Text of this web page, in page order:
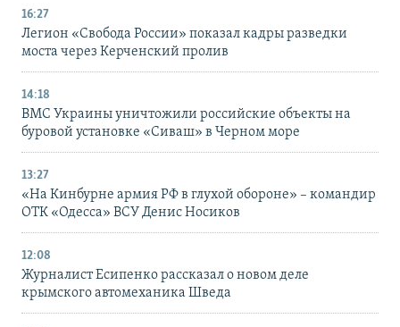
16:27
Легион «Свобода России» показал кадры разведки
моста через Керченский пролив
14:18
ВМС Украины уничтожили российские объекты на
буровой установке «Сиваш» в Черном море
13:27
«На Кинбурне армия РФ в глухой обороне» – командир
ОТК «Одесса» ВСУ Денис Носиков
12:08
Журналист Есипенко рассказал о новом деле
крымского автомеханика Шведа